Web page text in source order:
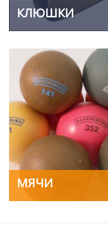
КЛЮШКИ
МЯЧИ